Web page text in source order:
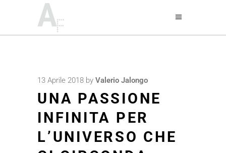
13 Aprile 2018 by Valerio Jalongo
UNA PASSIONE
INFINITA PER
L’UNIVERSO CHE